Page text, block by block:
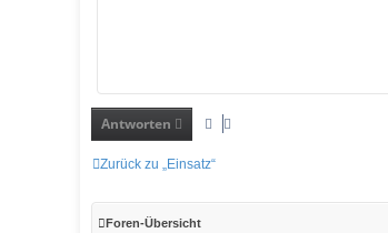
Antworten
Zurück zu „Einsatz“
Foren-Übersicht